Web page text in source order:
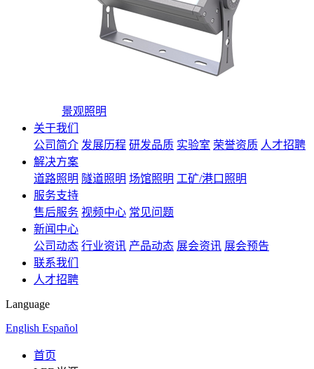
景观照明
关于我们
公司简介 发展历程 研发品质 实验室 荣誉资质 人才招聘
解决方案
道路照明 隧道照明 场馆照明 工矿/港口照明
服务支持
售后服务 视频中心 常见问题
新闻中心
公司动态 行业资讯 产品动态 展会资讯 展会预告
联系我们
人才招聘
Language
English Español
首页